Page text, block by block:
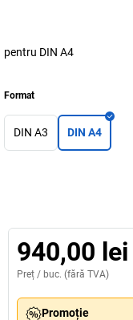
pentru DIN A4
Format
DIN A3 DIN A4
940,00 lei
Preț / buc. (fără TVA)
Promoție